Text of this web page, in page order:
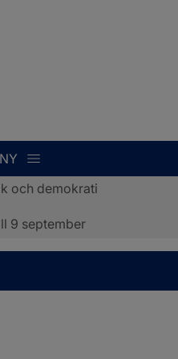
och demokrati
9 september